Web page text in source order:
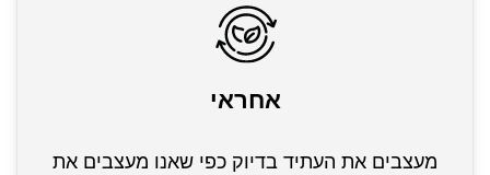
אחראי
מעצבים את העתיד בדיוק כפי שאנו מעצבים את